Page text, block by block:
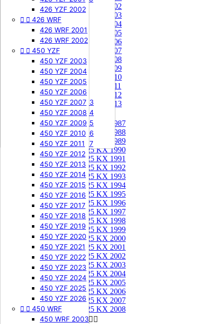
505 SXF
505 SXF 2007
505 SXF 2008
525 SXF
525 SXF 2003
525 SXF 2004
525 SXF 2005
525 SXF 2006
525 EXC-F
525 EXC-F 2003
525 EXC-F 2004
525 EXC-F 2005
525 EXC-F 2006
525 EXC-F 2007
426 YZF 2002
  426 WRF
426 WRF 2001
426 WRF 2002
  450 YZF
450 YZF 2003
450 YZF 2004
450 YZF 2005
450 YZF 2006
450 YZF 2007
450 YZF 2008
450 YZF 2009
450 YZF 2010
450 YZF 2011
450 YZF 2012
450 YZF 2013
450 YZF 2014
450 YZF 2015
450 YZF 2016
450 YZF 2017
450 YZF 2018
450 YZF 2019
450 YZF 2020
450 YZF 2021
450 YZF 2022
450 YZF 2023
450 YZF 2024
450 YZF 2025
450 YZF 2026
  450 WRF
450 WRF 2003
85 KX 2002
85 KX 2003
85 KX 2004
85 KX 2005
85 KX 2006
85 KX 2007
85 KX 2008
85 KX 2009
85 KX 2010
85 KX 2011
85 KX 2012
85 KX 2013
125 KX 
125 KX 1987
125 KX 1988
125 KX 1989
125 KX 1990
125 KX 1991
125 KX 1992
125 KX 1993
125 KX 1994
125 KX 1995
125 KX 1996
125 KX 1997
125 KX 1998
125 KX 1999
125 KX 2000
125 KX 2001
125 KX 2002
125 KX 2003
125 KX 2004
125 KX 2005
125 KX 2006
125 KX 2007
125 KX 2008
250 KX 